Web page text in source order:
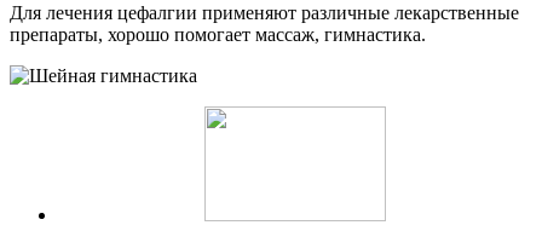
Для лечения цефалгии применяют различные лекарственные
препараты, хорошо помогает массаж, гимнастика.